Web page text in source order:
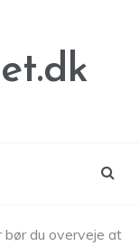
bør du overveje at